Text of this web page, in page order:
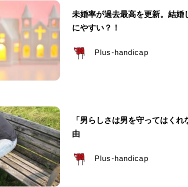
未婚率が過去最高を更新。結婚
にやすい？！
Plus-handicap
「男らしさは男を守ってはく
由
Plus-handicap